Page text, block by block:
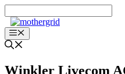
Inhalt
springenMenü
Winkler Livecom